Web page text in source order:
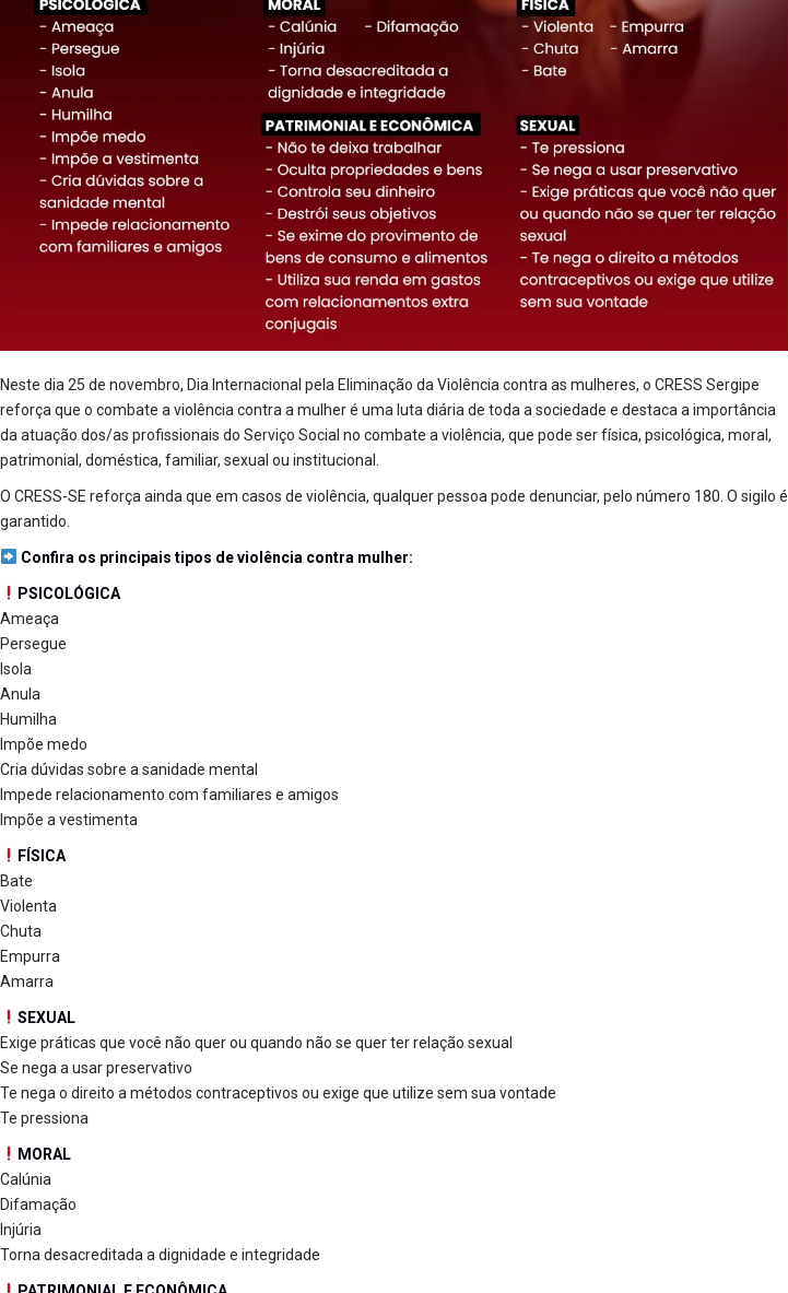
Neste dia 25 de novembro, Dia Internacional pela Eliminação da Violência contra as mulheres, o CRESS Sergipe
reforça que o combate a violência contra a mulher é uma luta diária de toda a sociedade e destaca a importância
da atuação dos/as profissionais do Serviço Social no combate a violência, que pode ser física, psicológica, moral,
patrimonial, doméstica, familiar, sexual ou institucional.
O CRESS-SE reforça ainda que em casos de violência, qualquer pessoa pode denunciar, pelo número 180. O sigilo é
garantido.
Confira os principais tipos de violência contra mulher:
PSICOLÓGICA
Ameaça
Persegue
Isola
Anula
Humilha
Impõe medo
Cria dúvidas sobre a sanidade mental
Impede relacionamento com familiares e amigos
Impõe a vestimenta
FÍSICA
Bate
Violenta
Chuta
Empurra
Amarra
SEXUAL
Exige práticas que você não quer ou quando não se quer ter relação sexual
Se nega a usar preservativo
Te nega o direito a métodos contraceptivos ou exige que utilize sem sua vontade
Te pressiona
MORAL
Calúnia
Difamação
Injúria
Torna desacreditada a dignidade e integridade